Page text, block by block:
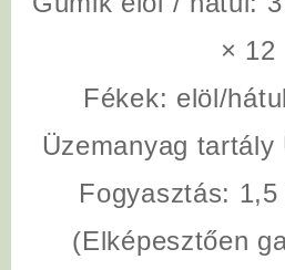
× 12
Fékek: elöl/
Üzemanyag tartály
Fogyasztás:
(Elképesztően